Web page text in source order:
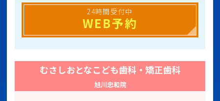
24時間受付中
WEB予約
むさしおとなこども歯科・矯正歯科
旭川忠和院